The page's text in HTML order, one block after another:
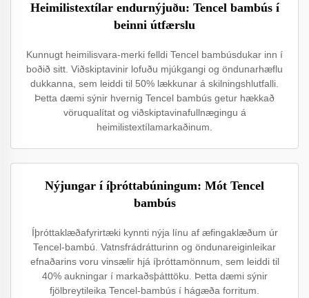
Heimilistextílar endurnýjuðu: Tencel bambús í
beinni útfærslu
Kunnugt heimilisvara-merki felldi Tencel bambúsdukar inn í
boðið sitt. Viðskiptavinir lofuðu mjúkgangi og öndunarhæflu
dukkanna, sem leiddi til 50% lækkunar á skilningshlutfalli.
Þetta dæmi sýnir hvernig Tencel bambús getur hækkað
vöruqualítat og viðskiptavinafullnægingu á
heimilistextílamarkaðinum.
Nýjungar í íþróttabúningum: Mót Tencel
bambús
Íþróttaklæðafyrirtæki kynnti nýja línu af æfingaklæðum úr
Tencel-bambú. Vatnsfrádrátturinn og öndunareiginleikar
efnaðarins voru vinsælir hjá íþróttamönnum, sem leiddi til
40% aukningar í markaðsþátttöku. Þetta dæmi sýnir
fjölbreytileika Tencel-bambús í hágæða forritum.